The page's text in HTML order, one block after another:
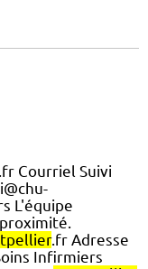
Courriel Suivi
L'équipe
.fr Adresse
Infirmiers